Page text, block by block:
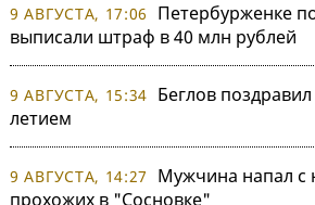
9 АВГУСТА, 17:06
Петербурженке
выписали штраф в 40 млн рублей
9 АВГУСТА, 15:34 Беглов
летием
9 АВГУСТА, 14:27
Мужчина напал с
прохожих в "Сосновке"